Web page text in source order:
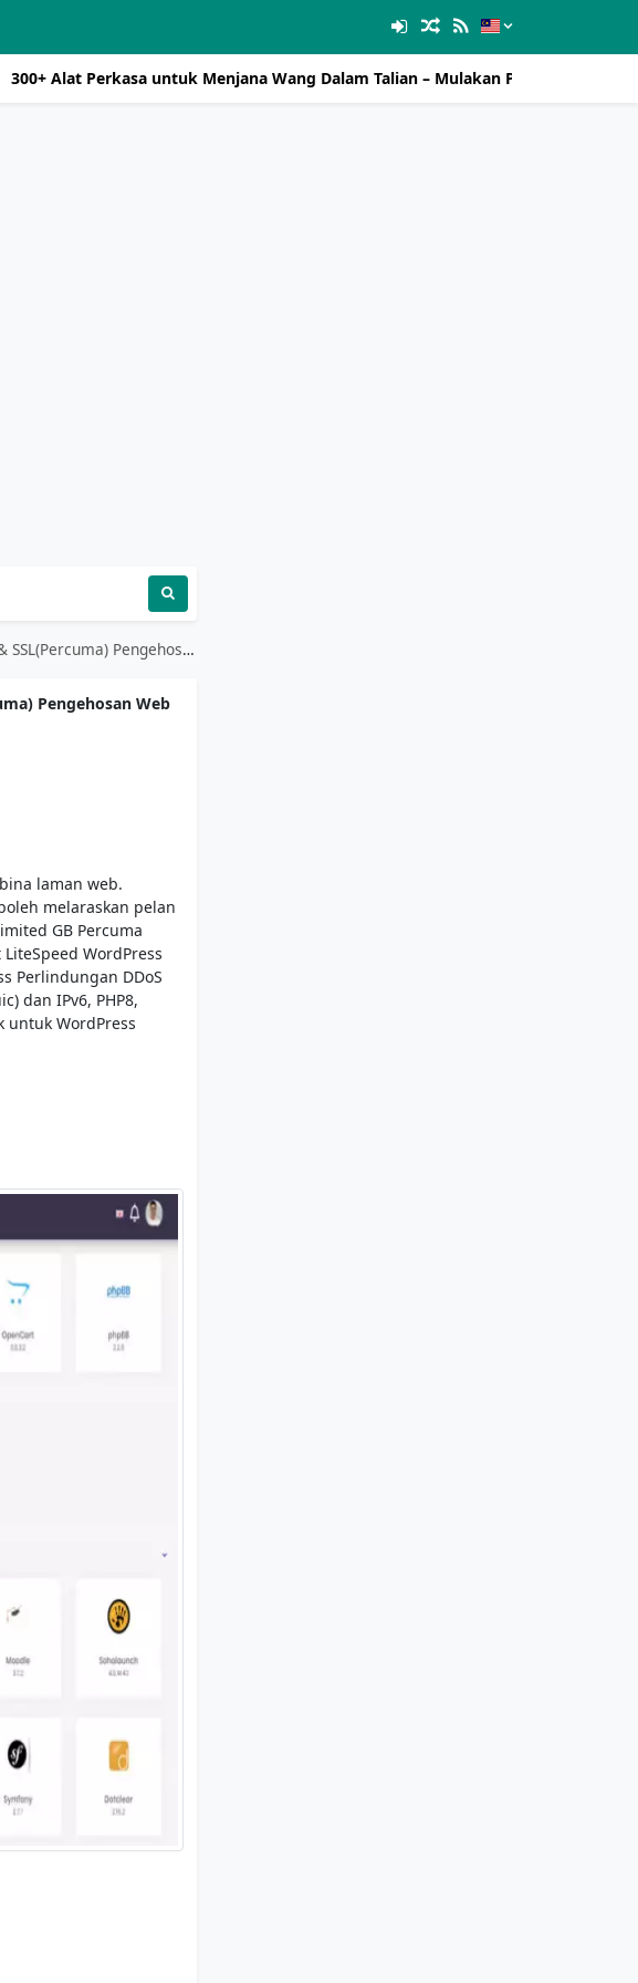
300+ Alat Perkasa untuk Menjana Wang Dalam Talian – Mulakan Pendapatan dari
Web All-In-One Percuma
Pengehosan Web
laman web.
melaraskan pelan
GB Percuma
​​​​WordPress
Perlindungan DDoS
dan IPv6, PHP8,
untuk WordPress